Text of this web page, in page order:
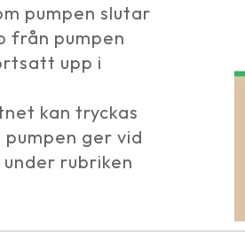
pumpen slutar
från pumpen
upp i
kan tryckas
ger vid
rubriken